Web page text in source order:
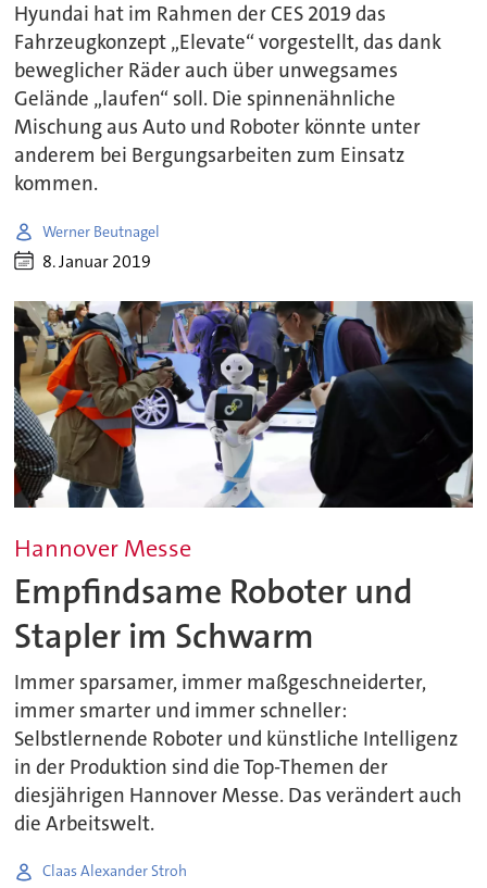
Hyundai hat im Rahmen der CES 2019 das
Fahrzeugkonzept „Elevate“ vorgestellt, das dank
beweglicher Räder auch über unwegsames
Gelände „laufen“ soll. Die spinnenähnliche
Mischung aus Auto und Roboter könnte unter
anderem bei Bergungsarbeiten zum Einsatz
kommen.
Werner Beutnagel
8. Januar 2019
Hannover Messe
Empfindsame Roboter und
Stapler im Schwarm
Immer sparsamer, immer maßgeschneiderter,
immer smarter und immer schneller:
Selbstlernende Roboter und künstliche Intelligenz
in der Produktion sind die Top-Themen der
diesjährigen Hannover Messe. Das verändert auch
die Arbeitswelt.
Claas Alexander Stroh